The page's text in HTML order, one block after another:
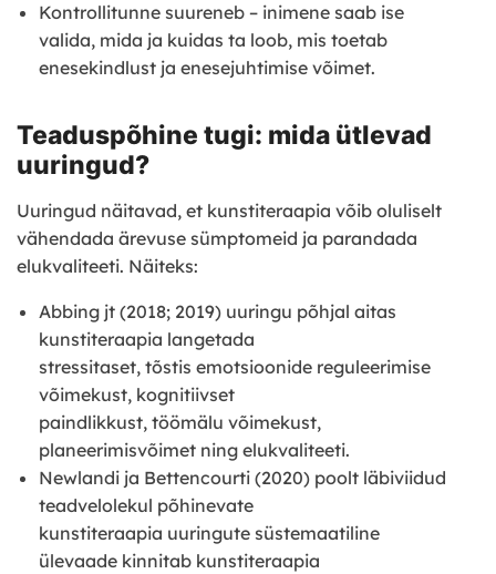
Kontrollitunne suureneb – inimene saab ise
valida, mida ja kuidas ta loob, mis toetab
enesekindlust ja enesejuhtimise võimet.
Teaduspõhine tugi: mida ütlevad
uuringud?
Uuringud näitavad, et kunstiteraapia võib oluliselt
vähendada ärevuse sümptomeid ja parandada
elukvaliteeti. Näiteks:
Abbing jt (2018; 2019) uuringu põhjal aitas
kunstiteraapia langetada
stressitaset, tõstis emotsioonide reguleerimise
võimekust, kognitiivset
paindlikkust, töömälu võimekust,
planeerimisvõimet ning elukvaliteeti.
Newlandi ja Bettencourti (2020) poolt läbiviidud
teadvelolekul põhinevate
kunstiteraapia uuringute süstemaatiline
ülevaade kinnitab kunstiteraapia